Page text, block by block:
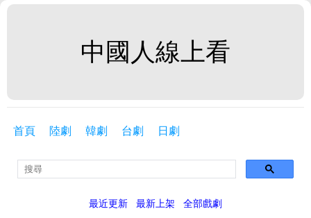
中國人線上看
首頁 陸劇 韓劇 台劇 日劇
最近更新 最新上架 全部戲劇